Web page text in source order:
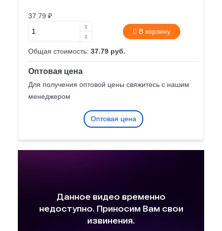
37.79 ₽
В корзину
Общая стоимость: 37.79 руб.
Оптовая цена
Для получения оптовой цены свяжитесь с нашим
менеджером
Оптовая цена